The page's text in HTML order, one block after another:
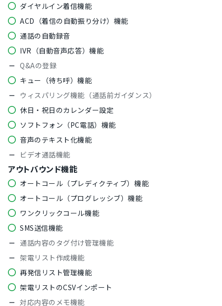
ダイヤルイン着信機能
ACD（着信の自動振り分け）機能
通話の自動録音
IVR（自動音声応答）機能
Q&Aの登録
キュー（待ち呼）機能
ウィスパリング機能（通話前ガイダンス）
休日・祝日のカレンダー設定
ソフトフォン（PC電話）機能
音声のテキスト化機能
ビデオ通話機能
アウトバウンド機能
オートコール（プレディクティブ）機能
オートコール（プログレッシブ）機能
ワンクリックコール機能
SMS送信機能
通話内容のタグ付け管理機能
架電リスト作成機能
再発信リスト管理機能
架電リストのCSVインポート
対応内容のメモ機能